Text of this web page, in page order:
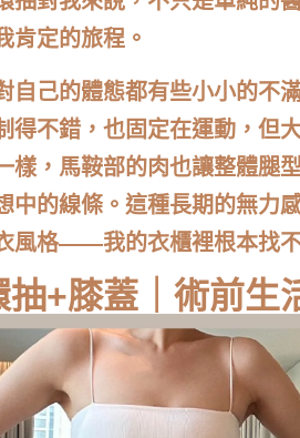
肯定的旅程。
自己的體態都有些小小的不
得不錯，也固定在運動，但
樣，馬鞍部的肉也讓整體腿
中的線條。這種長期的無力
風格——我的衣櫃裡根本找
+膝蓋｜術前生